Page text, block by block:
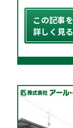
この記事を
詳しく見る